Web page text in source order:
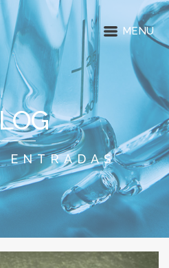
MENU
ENTRADAS